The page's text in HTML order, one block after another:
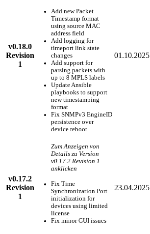
v0.18.0
Revision
1
Add new Packet
Timestamp format
using source MAC
address field
Add logging for
timeport link state
changes
Add support for
parsing packets with
up to 8 MPLS labels
Update Ansible
playbooks to support
new timestamping
format
Fix SNMPv3 EngineID
persistence over
device reboot
01.10.2025
v0.17.2
Revision
1
Zum Anzeigen von
Details zu Version
v0.17.2 Revision 1
anklicken
Fix Time
Synchronization Port
initialization for
devices using limited
license
Fix minor GUI issues
23.04.2025